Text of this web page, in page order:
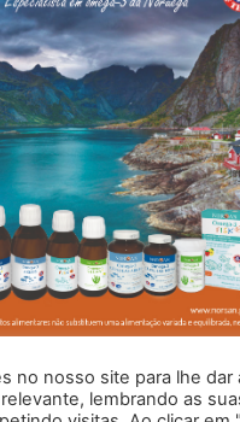
no nosso site para lhe dar
lembrando as